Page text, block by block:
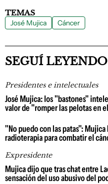
TEMAS
José Mujica Cáncer
SEGUÍ LEYENDO
Presidentes e intelectuales
José Mujica: los "bastones"
valor de "romper las pelotas en
"No puedo con las patas":
radioterapia para combatir el
Expresidente
Mujica dijo que tras chat entre
sensación del uso abusivo del